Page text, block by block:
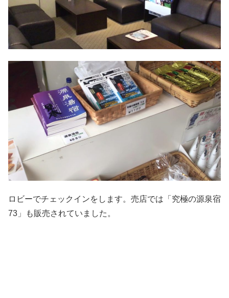
ロビーでチェックインをします。売店では「究極の源泉宿
73 」も販売されていました。